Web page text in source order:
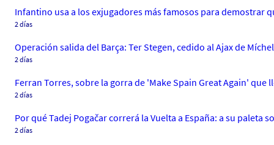
Infantino usa a los exjugadores más famosos para demostrar
2 días
Operación salida del Barça: Ter Stegen, cedido al Ajax de
2 días
Ferran Torres, sobre la gorra de 'Make Spain Great Again'
2 días
Por qué Tadej Pogačar correrá la Vuelta a España: a su paleta
2 días